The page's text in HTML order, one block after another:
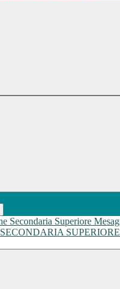
SECONDARIA SUPERIORE